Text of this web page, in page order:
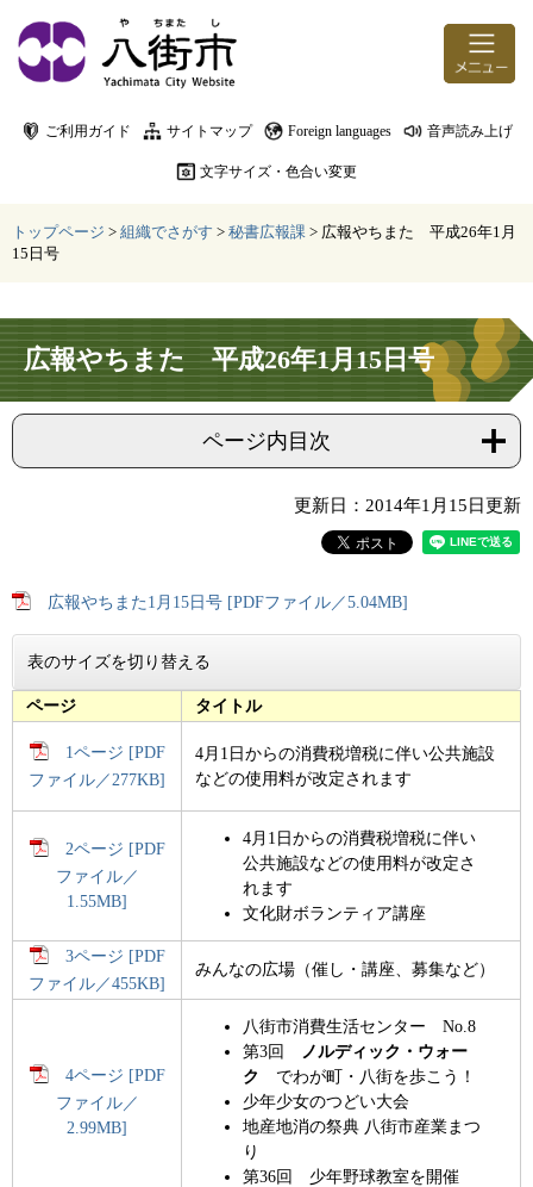
ご利用ガイド サイトマップ Foreign languages 音声読み上げ
文字サイズ・色合い変更
トップページ > 組織でさがす > 秘書広報課 > 広報やちまた 平成26年1月
15日号
本文
広報やちまた 平成26年1月15日号
ページ内目次
更新日：2014年1月15日更新
広報やちまた1月15日号 [PDFファイル／5.04MB]
表のサイズを切り替える
ページ タイトル
1ページ [PDF
ファイル／277KB]
4月1日からの消費税増税に伴い公共施設
などの使用料が改定されます
2ページ [PDF
ファイル／
1.55MB]
4月1日からの消費税増税に伴い
公共施設などの使用料が改定さ
れます
文化財ボランティア講座
3ページ [PDF
ファイル／455KB]
みんなの広場（催し・講座、募集など）
4ページ [PDF
ファイル／
2.99MB]
八街市消費生活センター No.8
第3回
ノルディック・ウォー
ク
でわが町・八街を歩こう！
少年少女のつどい大会
地産地消の祭典 八街市産業まつ
り
第36回 少年野球教室を開催